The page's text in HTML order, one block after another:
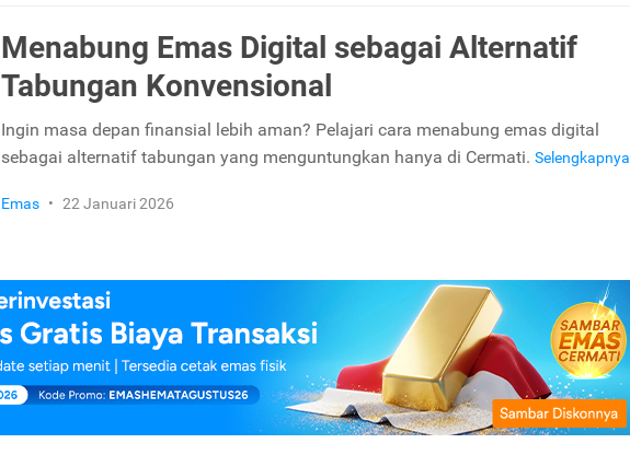
Menabung Emas Digital sebagai Alternatif
Tabungan Konvensional
Ingin masa depan finansial lebih aman? Pelajari cara menabung emas digital
sebagai alternatif tabungan yang menguntungkan hanya di Cermati. Selengkapnya
Emas • 22 Januari 2026